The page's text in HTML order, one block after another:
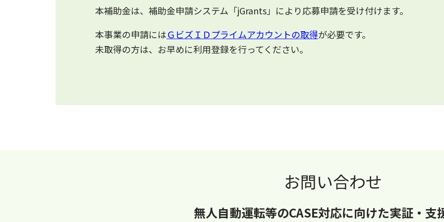
本補助金は、補助金申請システム「jGrants」により応募申請を受け付けます。
本事業の申請にはＧビズＩＤプライムアカウントの取得が必要です。
未取得の方は、お早めに利用登録を行ってください。
お問い合わせ
無人自動運転等のCASE対応に向けた実証・支